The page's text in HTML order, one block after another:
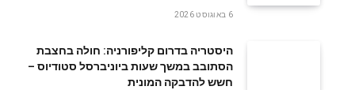
6 באוגוסט 2026
היסטריה בדרום קליפורניה: חולה בחצבת
הסתובב במשך שעות ביוניברסל סטודיוס –
חשש להדבקה המונית